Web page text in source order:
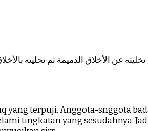
عن الأخلاق الذميمة ثم تحليته
yang terpuji. Anggota-snggota
tingkatan yang sesudahnya.